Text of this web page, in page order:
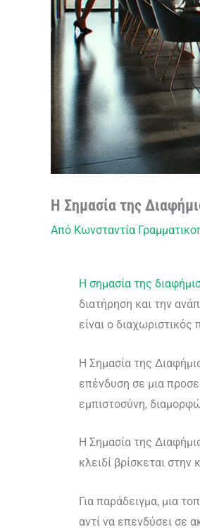
Η Σημασία της
Από Κωνσταντία
Η σημασία της
διατήρηση και την
είναι ο
Η Σημασία της
επένδυση σε μια
εμπιστοσύνη,
Η Σημασία της
κλειδί βρίσκεται
Για παράδειγμα, μια
αντί να επενδύσει σε